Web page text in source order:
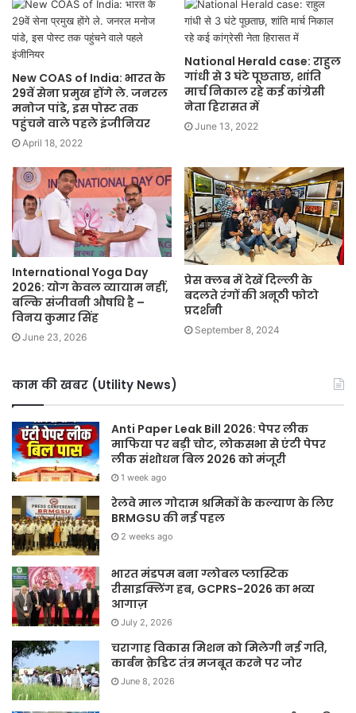
New COAS of India: भारत के
29वें सेना प्रमुख होंगे ले. जनरल
मनोज पांडे, इस पोस्ट तक
पहुंचने वाले पहले इंजीनियर
April 18, 2022
National Herald case: राहुल
गांधी से 3 घंटे पूछताछ, शांति
मार्च निकाल रहे कई कांग्रेसी
नेता हिरासत में
June 13, 2022
International Yoga Day
2026: योग केवल व्यायाम नहीं,
बल्कि संजीवनी औषधि है –
विनय कुमार सिंह
June 23, 2026
प्रेस क्लब में देखें दिल्ली के
बदलते रंगों की अनूठी फोटो
प्रदर्शनी
September 8, 2024
काम की खबर (Utility News)
Anti Paper Leak Bill 2026: पेपर लीक
माफिया पर बड़ी चोट, लोकसभा से एंटी पेपर
लीक संशोधन बिल 2026 को मंजूरी
1 week ago
रेलवे माल गोदाम श्रमिकों के कल्याण के लिए
BRMGSU की नई पहल
2 weeks ago
भारत मंडपम बना ग्लोबल प्लास्टिक
रीसाइक्लिंग हब, GCPRS-2026 का भव्य
आगाज़
July 2, 2026
चरागाह विकास मिशन को मिलेगी नई गति,
कार्बन क्रेडिट तंत्र मजबूत करने पर जोर
June 8, 2026